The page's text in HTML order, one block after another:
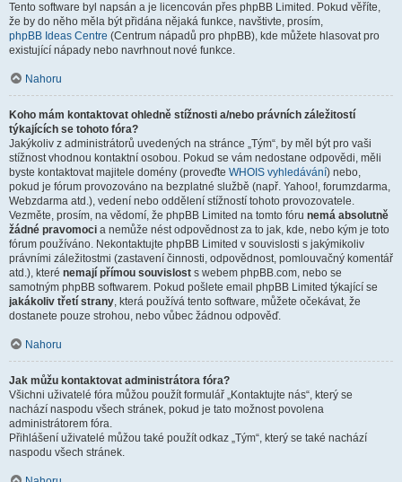
Tento software byl napsán a je licencován přes phpBB Limited. Pokud věříte,
že by do něho měla být přidána nějaká funkce, navštivte, prosím,
phpBB Ideas Centre (Centrum nápadů pro phpBB), kde můžete hlasovat pro
existující nápady nebo navrhnout nové funkce.
Nahoru
Koho mám kontaktovat ohledně stížnosti a/nebo právních záležitostí
týkajících se tohoto fóra?
Jakýkoliv z administrátorů uvedených na stránce „Tým“, by měl být pro vaši
stížnost vhodnou kontaktní osobou. Pokud se vám nedostane odpovědi, měli
byste kontaktovat majitele domény (proveďte WHOIS vyhledávání) nebo,
pokud je fórum provozováno na bezplatné službě (např. Yahoo!, forumzdarma,
Webzdarma atd.), vedení nebo oddělení stížností tohoto provozovatele.
Vezměte, prosím, na vědomí, že phpBB Limited na tomto fóru nemá absolutně
žádné pravomoci a nemůže nést odpovědnost za to jak, kde, nebo kým je toto
fórum používáno. Nekontaktujte phpBB Limited v souvislosti s jakýmikoliv
právními záležitostmi (zastavení činnosti, odpovědnost, pomlouvačný komentář
atd.), které nemají přímou souvislost s webem phpBB.com, nebo se
samotným phpBB softwarem. Pokud pošlete email phpBB Limited týkající se
jakákoliv třetí strany, která používá tento software, můžete očekávat, že
dostanete pouze strohou, nebo vůbec žádnou odpověď.
Nahoru
Jak můžu kontaktovat administrátora fóra?
Všichni uživatelé fóra můžou použít formulář „Kontaktujte nás“, který se
nachází naspodu všech stránek, pokud je tato možnost povolena
administrátorem fóra.
Přihlášení uživatelé můžou také použít odkaz „Tým“, který se také nachází
naspodu všech stránek.